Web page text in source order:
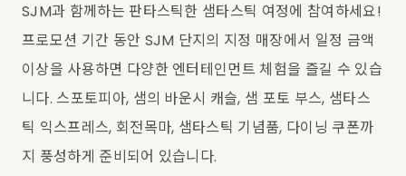
SJM과 함께하는 판타스틱한 샘타스틱 여정에 참여하세요!
프로모션 기간 동안 SJM 단지의 지정 매장에서 일정 금액
이상을 사용하면 다양한 엔터테인먼트 체험을 즐길 수 있습
니다. 스포토피아, 샘의 바운시 캐슬, 샘 포토 부스, 샘타스
틱 익스프레스, 회전목마, 샘타스틱 기념품, 다이닝 쿠폰까
지 풍성하게 준비되어 있습니다.